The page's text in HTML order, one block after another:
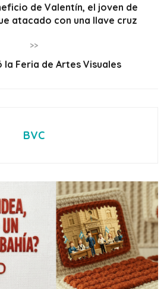
de Valentín, el joven de
atacado con una llave cruz
>>
la Feria de Artes Visuales
BVC